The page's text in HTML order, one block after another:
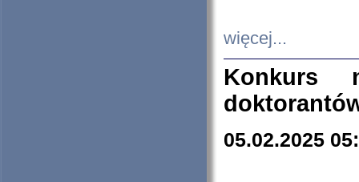
więcej...
Konkurs
05.02.2025